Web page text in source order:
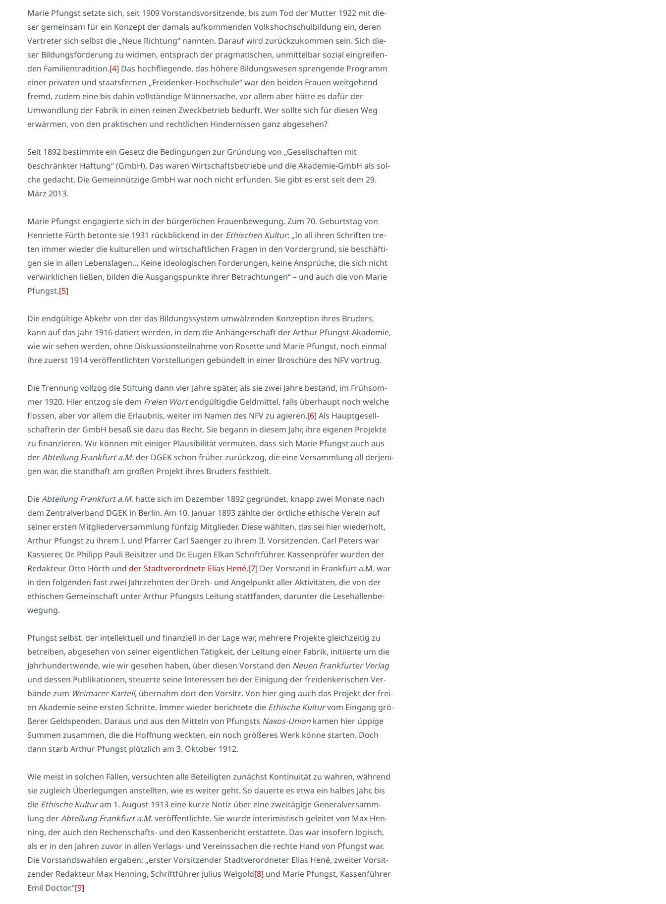
Marie Pfungst setz­te sich, seit 1909 Vor­stands­vor­sit­zen­de, bis zum Tod der Mut­ter 1922 mit die­
ser gemein­sam für ein Kon­zept der damals auf­kom­men­den Volks­hoch­schul­bil­dung ein, deren
Ver­tre­ter sich selbst die „Neue Rich­tung“ nann­ten. Dar­auf wird zurück­zu­kom­men sein. Sich die­
ser Bil­dungs­för­de­rung zu wid­men, ent­sprach der prag­ma­ti­schen, unmit­tel­bar sozi­al ein­grei­fen­
den Fami­li­en­tra­di­ti­on.[4] Das hoch­flie­gen­de, das höhe­re Bil­dungs­we­sen spren­gen­de Pro­gramm
einer pri­va­ten und staats­fer­nen „Frei­den­ker-Hoch­schu­le“ war den bei­den Frau­en weit­ge­hend
fremd, zudem eine bis dahin voll­stän­di­ge Män­ner­sa­che, vor allem aber hät­te es dafür der
Umwand­lung der Fabrik in einen rei­nen Zweck­be­trieb bedurft. Wer soll­te sich für die­sen Weg
erwär­men, von den prak­ti­schen und recht­li­chen Hin­der­nis­sen ganz abge­se­hen?
Seit 1892 bestimm­te ein Gesetz die Bedin­gun­gen zur Grün­dung von „Gesell­schaf­ten mit
beschränk­ter Haf­tung“ (GmbH). Das waren Wirt­schafts­be­trie­be und die Aka­de­mie-GmbH als sol­
che gedacht. Die Gemein­nüt­zi­ge GmbH war noch nicht erfun­den. Sie gibt es erst seit dem 29.
März 2013.
Marie Pfungst enga­gier­te sich in der bür­ger­li­chen Frau­en­be­we­gung. Zum 70. Geburts­tag von
Hen­ri­et­te Fürth beton­te sie 1931 rück­bli­ckend in der Ethi­schen Kul­tur: „In all ihren Schrif­ten tre­
ten immer wie­der die kul­tu­rel­len und wirt­schaft­li­chen Fra­gen in den Vor­der­grund, sie beschäf­ti­
gen sie in allen Lebens­la­gen… Kei­ne ideo­lo­gi­schen For­de­run­gen, kei­ne Ansprü­che, die sich nicht
ver­wirk­li­chen lie­ßen, bil­den die Aus­gangs­punk­te ihrer Betrach­tun­gen“ – und auch die von Marie
Pfungst.[5]
Die end­gül­ti­ge Abkehr von der das Bil­dungs­sys­tem umwäl­zen­den Kon­zep­ti­on ihres Bru­ders,
kann auf das Jahr 1916 datiert wer­den, in dem die Anhän­ger­schaft der Arthur Pfungst-Aka­de­mie,
wie wir sehen wer­den, ohne Dis­kus­si­ons­teil­nah­me von Rosette und Marie Pfungst, noch ein­mal
ihre zuerst 1914 ver­öf­fent­lich­ten Vor­stel­lun­gen gebün­delt in einer Bro­schü­re des NFV vor­trug.
Die Tren­nung voll­zog die Stif­tung dann vier Jah­re spä­ter, als sie zwei Jah­re bestand, im Früh­som­
mer 1920. Hier ent­zog sie dem Frei­en Wortend­gül­tig­die Geld­mit­tel, falls über­haupt noch wel­che
flos­sen, aber vor allem die Erlaub­nis, wei­ter im Namen des NFV zu agie­ren.[6] Als Haupt­ge­sell­
schaf­te­rin der GmbH besaß sie dazu das Recht. Sie begann in die­sem Jahr, ihre eige­nen Pro­jek­te
zu finan­zie­ren. Wir kön­nen mit eini­ger Plau­si­bi­li­tät ver­mu­ten, dass sich Marie Pfungst auch aus
derAbtei­lung Frank­furt a.M. der DGEK schon frü­her zurück­zog, die eine Ver­samm­lung all der­je­ni­
gen war, die stand­haft am gro­ßen Pro­jekt ihres Bru­ders fest­hielt.
DieAbtei­lung Frank­furt a.M. hat­te sich im Dezem­ber 1892 gegrün­det, knapp zwei Mona­te nach
dem Zen­tral­ver­band DGEK in Ber­lin. Am 10. Janu­ar 1893 zähl­te der ört­li­che ethi­sche Ver­ein auf
sei­ner ers­ten Mit­glie­der­ver­samm­lung fünf­zig Mit­glie­der. Die­se wähl­ten, das sei hier wie­der­holt,
Arthur Pfungst zu ihrem I. und Pfar­rer Carl Saen­ger zu ihrem II. Vor­sit­zen­den. Carl Peters war
Kas­sie­rer, Dr. Phil­ipp Pau­li Bei­sit­zer und Dr. Eugen Elkan Schrift­füh­rer. Kas­sen­prü­fer wur­den der
Redak­teur Otto Hörth und der Stadt­ver­ord­ne­te Eli­as Hené.[7] Der Vor­stand in Frank­furt a.M. war
in den fol­gen­den fast zwei Jahr­zehn­ten der Dreh- und Angel­punkt aller Akti­vi­tä­ten, die von der
ethi­schen Gemein­schaft unter Arthur Pfungsts Lei­tung statt­fan­den, dar­un­ter die Lese­hal­len­be­
we­gung.
Pfungst selbst, der intel­lek­tu­ell und finan­zi­ell in der Lage war, meh­re­re Pro­jek­te gleich­zei­tig zu
betrei­ben, abge­se­hen von sei­ner eigent­li­chen Tätig­keit, der Lei­tung einer Fabrik, initi­ier­te um die
Jahr­hun­dert­wen­de, wie wir gese­hen haben, über die­sen Vor­stand den Neu­en Frank­fur­ter Ver­lag
und des­sen Publi­ka­tio­nen, steu­er­te sei­ne Inter­es­sen bei der Eini­gung der frei­den­ke­ri­schen Ver­
bän­de zum Wei­ma­rer Kar­tell, über­nahm dort den Vor­sitz. Von hier ging auch das Pro­jekt der frei­
en Aka­de­mie sei­ne ers­ten Schrit­te. Immer wie­der berich­te­te die Ethi­sche Kul­turvom Ein­gang grö­
ße­rer Geld­spen­den. Dar­aus und aus den Mit­teln von Pfungsts Naxos-Uni­on kamen hier üppi­ge
Sum­men zusam­men, die die Hoff­nung weck­ten, ein noch grö­ße­res Werk kön­ne star­ten. Doch
dann starb Arthur Pfungst plötz­lich am 3. Okto­ber 1912.
Wie meist in sol­chen Fäl­len, ver­such­ten alle Betei­lig­ten zunächst Kon­ti­nui­tät zu wah­ren, wäh­rend
sie zugleich Über­le­gun­gen anstell­ten, wie es wei­ter geht. So dau­er­te es etwa ein hal­bes Jahr, bis
die Ethi­sche Kul­turam 1. August 1913 eine kur­ze Notiz über eine zwei­tä­gi­ge Gene­ral­ver­samm­
lung derAbtei­lung Frank­furt a.M. ver­öf­fent­lich­te. Sie wur­de inte­ri­mis­tisch gelei­tet von Max Hen­
ning, der auch den Rechen­schafts- und den Kas­sen­be­richt erstat­te­te. Das war inso­fern logisch,
als er in den Jah­ren zuvor in allen Ver­lags- und Ver­eins­sa­chen die rech­te Hand von Pfungst war.
Die Vor­stands­wah­len erga­ben: „ers­ter Vor­sit­zen­der Stadt­ver­ord­ne­ter Eli­as Hené, zwei­ter Vor­sit­
zen­der Redak­teur Max Hen­ning, Schrift­füh­rer Juli­us Weigold[8] und Marie Pfungst, Kas­sen­füh­rer
Emil Doc­tor.“[9]